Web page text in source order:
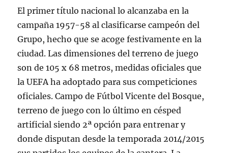
El primer título nacional lo alcanzaba en la
campaña 1957-58 al clasificarse campeón del
Grupo, hecho que se acoge festivamente en la
ciudad. Las dimensiones del terreno de juego
son de 105 x 68 metros, medidas oficiales que
la UEFA ha adoptado para sus competiciones
oficiales. Campo de Fútbol Vicente del Bosque,
terreno de juego con lo último en césped
artificial siendo 2ª opción para entrenar y
donde disputan desde la temporada 2014/2015